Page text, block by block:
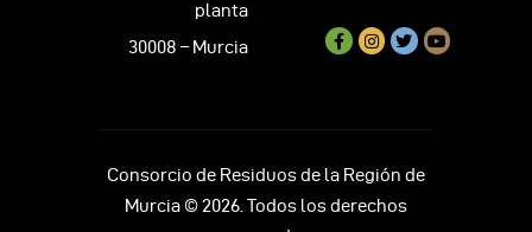
planta
30008 – Murcia
Consorcio de Residuos de la Región de
Murcia © 2026. Todos los derechos